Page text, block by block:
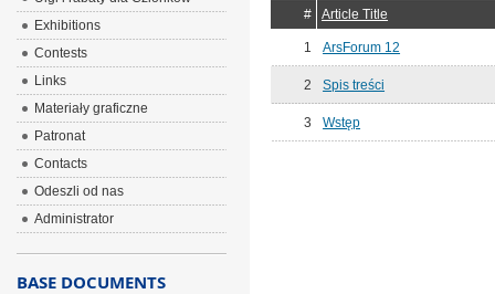
#
Article Title
1 ArsForum 12
2 Spis treści
3 Wstęp
Exhibitions
Contests
Links
Materiały graficzne
Patronat
Contacts
Odeszli od nas
Administrator
BASE DOCUMENTS